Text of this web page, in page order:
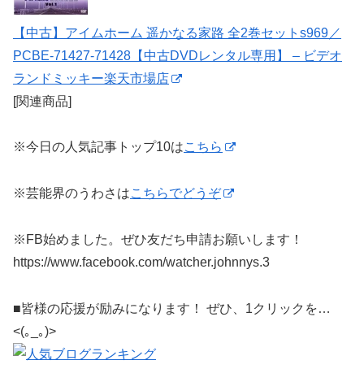
【中古】アイムホーム 遥かなる家路 全2巻セットs969／
PCBE-71427-71428【中古DVDレンタル専用】 – ビデオ
ランドミッキー楽天市場店
[関連商品]
※今日の人気記事トップ10はこちら
※芸能界のうわさはこちらでどうぞ
※FB始めました。ぜひ友だち申請お願いします！
https://www.facebook.com/watcher.johnnys.3
■皆様の応援が励みになります！ ぜひ、1クリックを…
<(｡_｡)>